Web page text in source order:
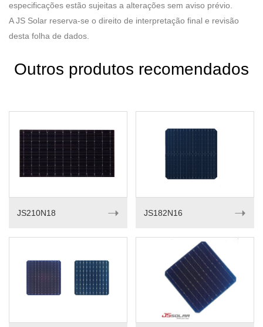
especificações estão sujeitas a alterações sem aviso prévio.
A JS Solar reserva-se o direito de interpretação final e revisão
desta folha de dados.
Outros produtos recomendados
JS210N18 ➝ JS182N16 ➝